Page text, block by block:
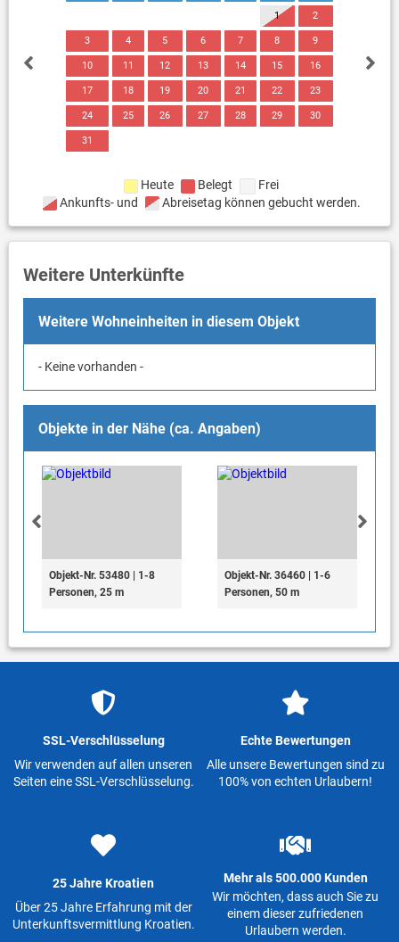
1 2
3 4 5 6 7 8 9
10 11 12 13 14 15 16
17 18 19 20 21 22 23
24 25 26 27 28 29 30
31
Heute Belegt
Frei
Ankunfts- und
Abreisetag können gebucht werden.
Weitere Unterkünfte
Weitere Wohneinheiten in diesem Objekt
- Keine vorhanden -
Objekte in der Nähe (ca. Angaben)
Objekt-Nr. 53480 | 1-8
Personen, 25 m
Objekt-Nr. 36460 | 1-6
Personen, 50 m
SSL-Verschlüsselung
Wir verwenden auf allen unseren
Seiten eine SSL-Verschlüsselung.
Echte Bewertungen
Alle unsere Bewertungen sind zu
100% von echten Urlaubern!
25 Jahre Kroatien
Über 25 Jahre Erfahrung mit der
Unterkunftsvermittlung Kroatien.
Mehr als 500.000 Kunden
Wir möchten, dass auch Sie zu
einem dieser zufriedenen
Urlaubern werden.